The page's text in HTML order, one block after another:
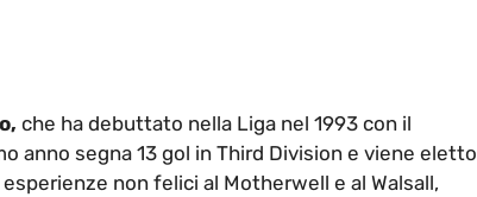
che ha debuttato nella Liga nel 1993 con il
anno segna 13 gol in Third Division e viene eletto
non felici al Motherwell e al Walsall,